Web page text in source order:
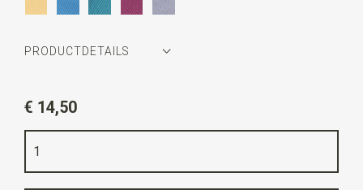
PRODUCTDETAILS
fuchsia
Kwaliteit
€ 14,50